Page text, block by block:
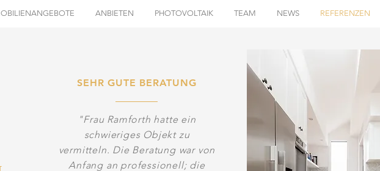
ANBIETEN PHOTOVOLTAIK TEAM NEWS REFERENZEN
SEHR GUTE BERATUNG
"Frau Ramforth hatte ein
schwieriges Objekt zu
vermitteln. Die Beratung war von
Anfang an professionell; die